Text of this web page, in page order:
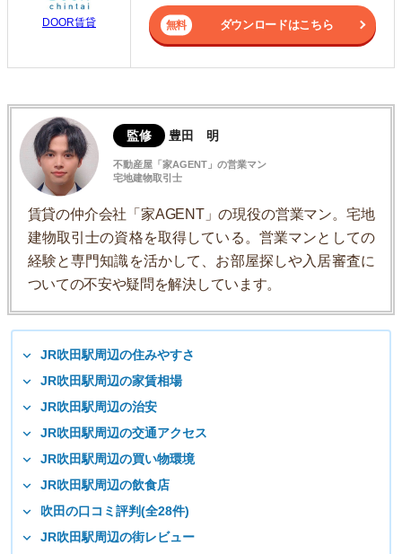
DOOR賃貸 ダウンロードはこちら
監修 豊田 明
不動産屋「家AGENT」の営業マン
宅地建物取引士
賃貸の仲介会社「家AGENT」の現役の営業マン。宅地
建物取引士の資格を取得している。営業マンとしての
経験と専門知識を活かして、お部屋探しや入居審査に
ついての不安や疑問を解決しています。
JR吹田駅周辺の住みやすさ
JR吹田駅周辺の家賃相場
JR吹田駅周辺の治安
JR吹田駅周辺の交通アクセス
JR吹田駅周辺の買い物環境
JR吹田駅周辺の飲食店
吹田の口コミ評判(全28件)
JR吹田駅周辺の街レビュー